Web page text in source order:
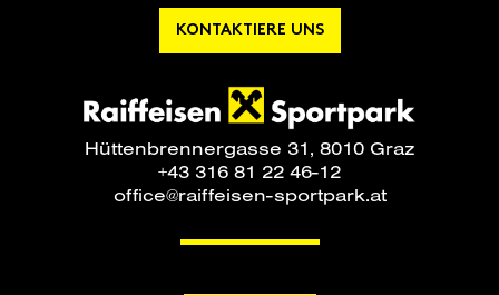
KONTAKTIERE UNS
Hüttenbrennergasse 31, 8010 Graz
+43 316 81 22 46-12
office@raiffeisen-sportpark.at